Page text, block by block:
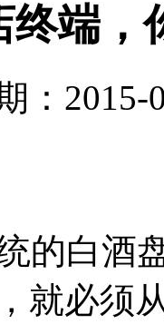
终端，
：2015-
白酒盘
就必须